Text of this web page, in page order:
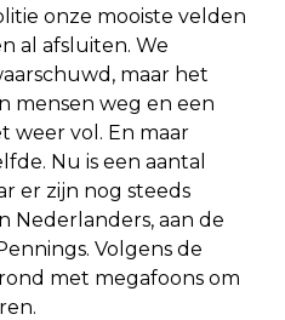
onze mooiste velden
al afsluiten. We
maar het
mensen weg en een
weer vol. En maar
Nu is een aantal
er zijn nog steeds
Nederlanders, aan de
Volgens de
met megafoons om